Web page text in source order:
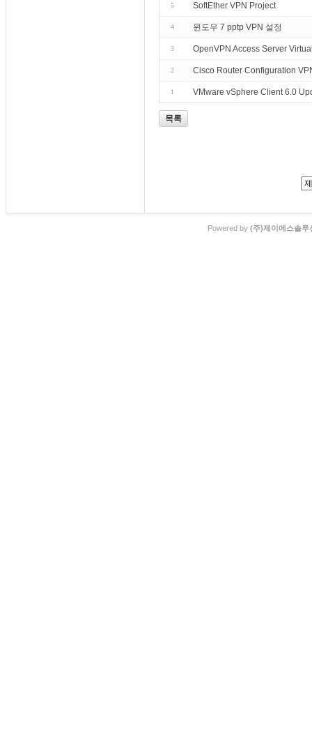
5 SoftEther VPN Project
4 윈도우 7 pptp VPN 설정
3 OpenVPN Access Server
2 Cisco Router Configuration
1 VMware vSphere Client 6.0
목록
Powered by (주)제이에스솔루